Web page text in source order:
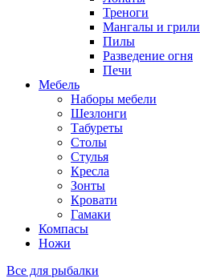
Треноги
Мангалы и грили
Пилы
Разведение огня
Печи
Мебель
Наборы мебели
Шезлонги
Табуреты
Столы
Стулья
Кресла
Зонты
Кровати
Гамаки
Компасы
Ножи
Все для рыбалки